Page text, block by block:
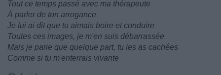
Tout ce temps passé avec ma thérapeute
À parler de ton arrogance
Je lui ai dit que tu aimais boire et conduire
Toutes ces images, je m'en suis débarrassée
Mais je parie que quelque part, tu les as cachées
Comme si tu m'enterrais vivante